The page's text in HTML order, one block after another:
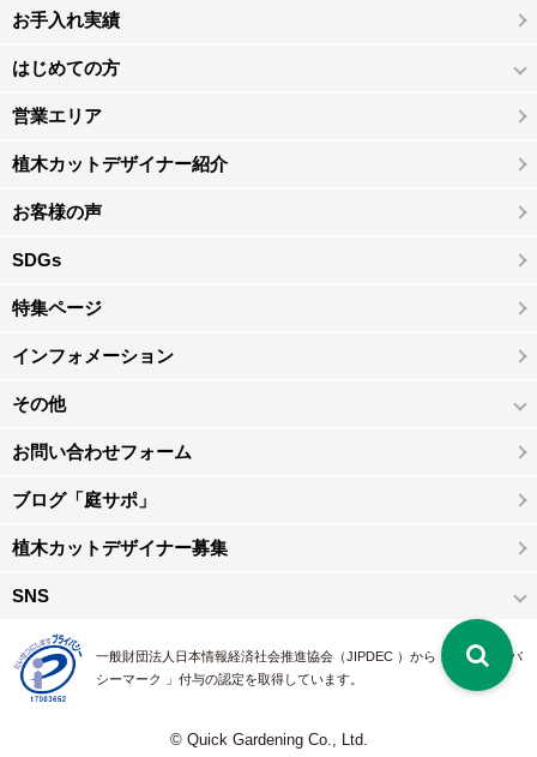
お手入れ実績
はじめての方
営業エリア
植木カットデザイナー紹介
お客様の声
SDGs
特集ページ
インフォメーション
その他
お問い合わせフォーム
ブログ「庭サポ」
植木カットデザイナー募集
SNS
一般財団法人日本情報経済社会推進協会（JIPDEC ）から 、「 プライバ
シーマーク 」付与の認定を取得しています。
© Quick Gardening Co., Ltd.